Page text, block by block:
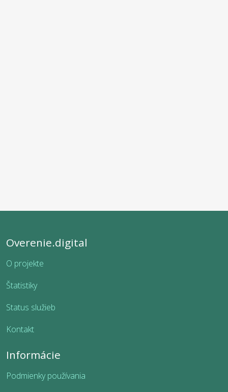
Overenie.digital
O projekte
Štatistiky
Status služieb
Kontakt
Informácie
Podmienky používania